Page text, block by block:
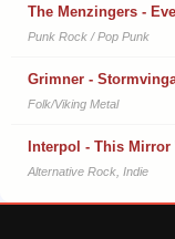
The Menzingers -
Punk Rock / Pop Punk
Grimner -
Folk/Viking Metal
Interpol - This Mirror
Alternative Rock, Indie